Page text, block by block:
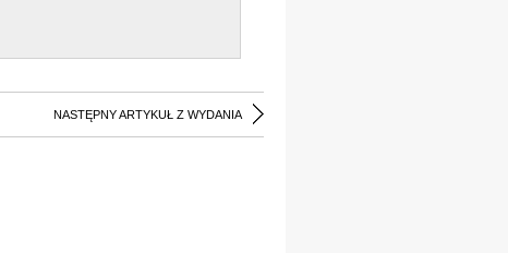
NASTĘPNY ARTYKUŁ Z WYDANIA